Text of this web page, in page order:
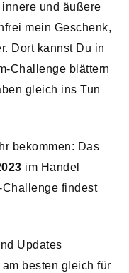
und äußere
mein Geschenk,
Dort kannst Du in
Challenge blättern
gleich ins Tun
bekommen: Das
im Handel
findest
Updates
besten gleich für